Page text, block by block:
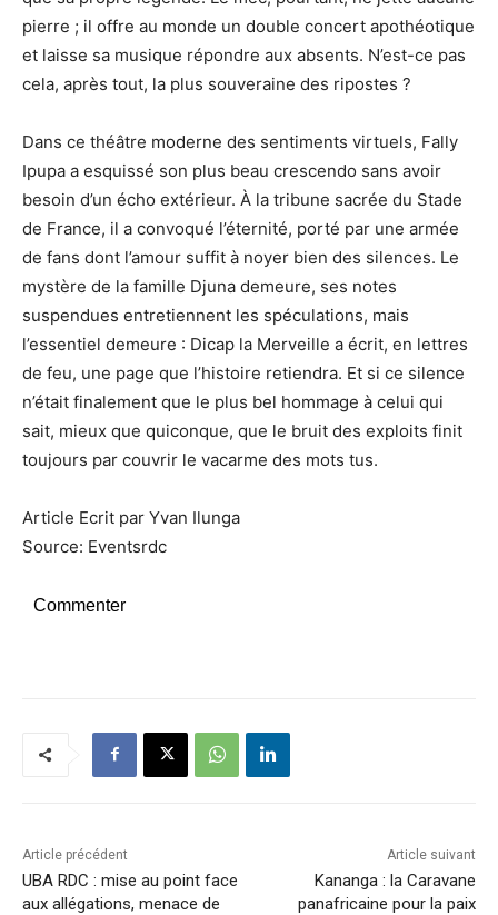
pierre ; il offre au monde un double concert apothéotique
et laisse sa musique répondre aux absents. N’est-ce pas
cela, après tout, la plus souveraine des ripostes ?
Dans ce théâtre moderne des sentiments virtuels, Fally
Ipupa a esquissé son plus beau crescendo sans avoir
besoin d’un écho extérieur. À la tribune sacrée du Stade
de France, il a convoqué l’éternité, porté par une armée
de fans dont l’amour suffit à noyer bien des silences. Le
mystère de la famille Djuna demeure, ses notes
suspendues entretiennent les spéculations, mais
l’essentiel demeure : Dicap la Merveille a écrit, en lettres
de feu, une page que l’histoire retiendra. Et si ce silence
n’était finalement que le plus bel hommage à celui qui
sait, mieux que quiconque, que le bruit des exploits finit
toujours par couvrir le vacarme des mots tus.
Article Ecrit par Yvan Ilunga
Source: Eventsrdc
Commenter
Article précédent
UBA RDC : mise au point face
aux allégations, menace de
Article suivant
Kananga : la Caravane
panafricaine pour la paix